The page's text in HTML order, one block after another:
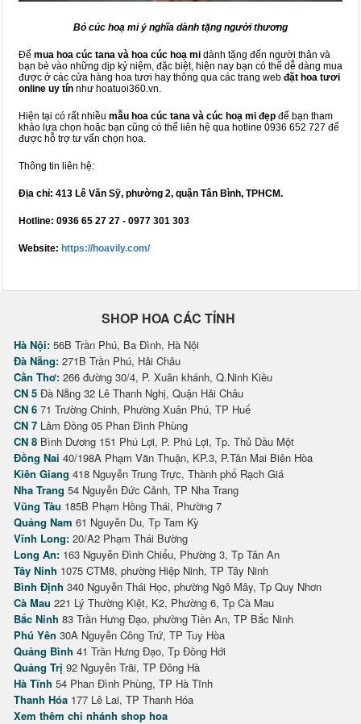
Bó cúc hoạ mi ý nghĩa dành tặng người thương
Để mua hoa cúc tana và hoa cúc hoạ mi dành tặng đến người thân và
bạn bè vào những dịp kỷ niệm, đặc biệt, hiện nay bạn có thể dễ dàng mua
được ở các cửa hàng hoa tươi hay thông qua các trang web đặt hoa tươi
online uy tín như hoatuoi360.vn.
Hiện tại có rất nhiều mẫu hoa cúc tana và cúc hoạ mi đẹp để bạn tham
khảo lựa chọn hoặc bạn cũng có thể liên hệ qua hotline 0936 652 727 để
được hỗ trợ tư vấn chọn hoa.
Thông tin liên hệ:
Địa chỉ: 413 Lê Văn Sỹ, phường 2, quận Tân Bình, TPHCM.
Hotline: 0936 65 27 27 - 0977 301 303
Website: https://hoavily.com/
SHOP HOA CÁC TỈNH
Hà Nội: 56B Trần Phú, Ba Đình, Hà Nội
Đà Nẵng: 271B Trần Phú, Hải Châu
Cần Thơ: 266 đường 30/4, P. Xuân khánh, Q.Ninh Kiều
CN 5 Đà Nẵng 32 Lê Thanh Nghị, Quận Hải Châu
CN 6 71 Trường Chinh, Phường Xuân Phú, TP Huế
CN 7 Lâm Đồng 05 Phan Đình Phùng
CN 8 Bình Dương 151 Phú Lợi, P. Phú Lợi, Tp. Thủ Dầu Một
Đồng Nai 40/198A Phạm Văn Thuận, KP.3, P.Tân Mai Biên Hòa
Kiên Giang 418 Nguyễn Trung Trực, Thành phố Rạch Giá
Nha Trang 54 Nguyễn Đức Cảnh, TP Nha Trang
Vũng Tàu 185B Phạm Hồng Thái, Phường 7
Quảng Nam 61 Nguyễn Du, Tp Tam Kỳ
Vĩnh Long: 20/A2 Phạm Thái Bường
Long An: 163 Nguyễn Đình Chiểu, Phường 3, Tp Tân An
Tây Ninh 1075 CTM8, phường Hiệp Ninh, TP Tây Ninh
Bình Định 340 Nguyễn Thái Học, phường Ngô Mây, Tp Quy Nhơn
Cà Mau 221 Lý Thường Kiệt, K2, Phường 6, Tp Cà Mau
Bắc Ninh 83 Trần Hưng Đạo, phường Tiền An, TP Bắc Ninh
Phú Yên 30A Nguyễn Công Trứ, TP Tuy Hòa
Quảng Bình 41 Trần Hưng Đạo, Tp Đồng Hới
Quảng Trị 92 Nguyễn Trãi, TP Đông Hà
Hà Tĩnh 54 Phan Đình Phùng, TP Hà Tĩnh
Thanh Hóa 177 Lê Lai, TP Thanh Hóa
Xem thêm chi nhánh shop hoa